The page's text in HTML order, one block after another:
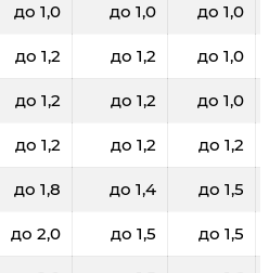
до 1,0 до 1,0 до 1,0
до 1,2 до 1,2 до 1,0
до 1,2 до 1,2 до 1,0
до 1,2 до 1,2 до 1,2
до 1,8 до 1,4 до 1,5
до 2,0 до 1,5 до 1,5